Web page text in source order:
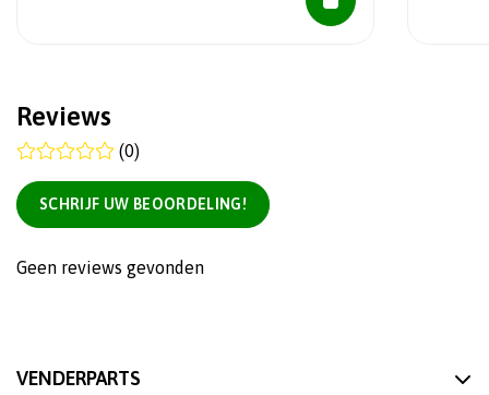
Reviews
(0)
SCHRIJF UW BEOORDELING!
Geen reviews gevonden
VENDERPARTS